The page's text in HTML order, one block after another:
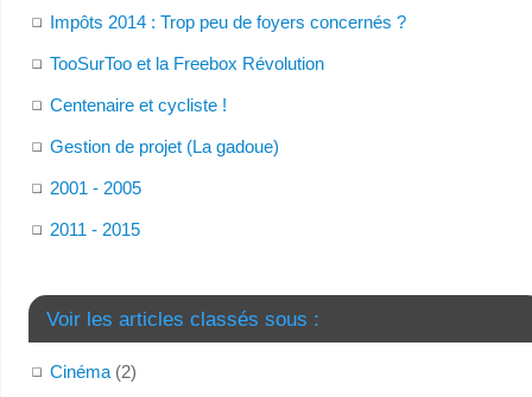
Impôts 2014 : Trop peu de foyers concernés ?
TooSurToo et la Freebox Révolution
Centenaire et cycliste !
Gestion de projet (La gadoue)
2001 - 2005
2011 - 2015
Voir les articles classés sous :
Cinéma(2)